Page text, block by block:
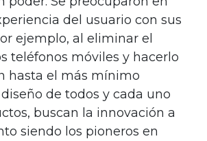
del usuario con sus
ejemplo, al eliminar el
teléfonos móviles y hacerlo
hasta el más mínimo
de todos y cada uno
buscan la innovación a
siendo los pioneros en